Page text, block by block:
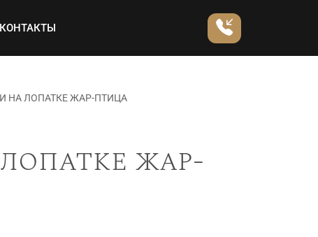
КОНТАКТЫ
НА ЛОПАТКЕ ЖАР-ПТИЦА
жар-